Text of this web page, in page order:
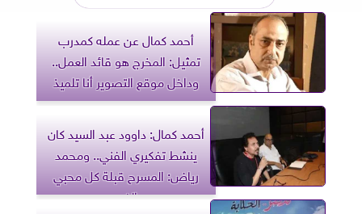
أحمد كمال عن عمله كمدرب
تمثيل: المخرج هو قائد العمل..
وداخل موقع التصوير أنا تلميذ
أحمد كمال: داوود عبد السيد كان
ينشط تفكيري الفني.. ومحمد
رياض: المسرح قبلة كل محبي
الفن